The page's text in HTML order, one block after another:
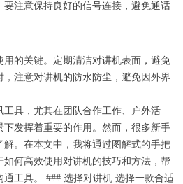
要注意保持良好的信号连接，避免通话
的关键。定期清洁对讲机表面，避免
注意对讲机的防水防尘，避免因外界
具，尤其在团队合作工作、户外活
发挥着重要的作用。然而，很多新手
。在本文中，我将通过图解式的手把
何高效使用对讲机的技巧和方法，帮
工具。 ### 选择对讲机 选择一款合适